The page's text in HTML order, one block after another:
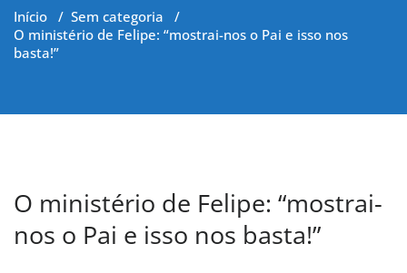
Início / Sem categoria /
O ministério de Felipe: “mostrai-nos o Pai e isso nos
basta!”
O ministério de Felipe: “mostrai-
nos o Pai e isso nos basta!”